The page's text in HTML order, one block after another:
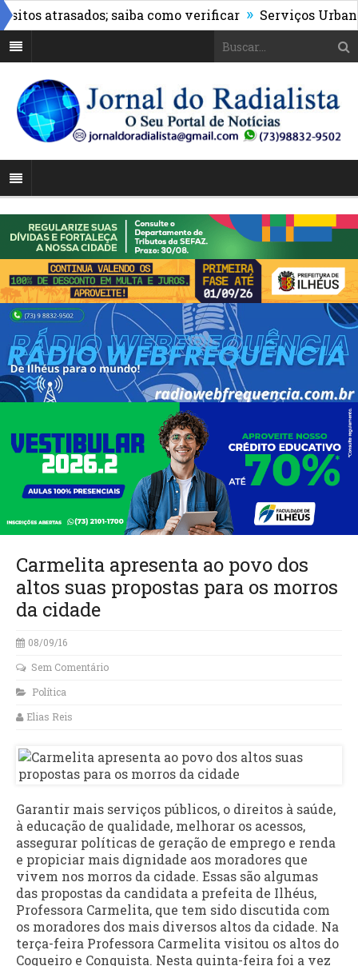
atrasados; saiba como verificar » Serviços Urbanos
Carmelita apresenta ao povo dos
altos suas propostas para os morros
da cidade
08/09/16
Sem Comentário
Política
Elias Reis
Garantir mais serviços públicos, o direitos à saúde,
à educação de qualidade, melhorar os acessos,
assegurar políticas de geração de emprego e renda
e propiciar mais dignidade aos moradores que
vivem nos morros da cidade. Essas são algumas
das propostas da candidata a prefeita de Ilhéus,
Professora Carmelita, que tem sido discutida com
os moradores dos mais diversos altos da cidade. Na
terça-feira Professora Carmelita visitou os altos do
Coqueiro e Conquista. Nesta quinta-feira foi a vez